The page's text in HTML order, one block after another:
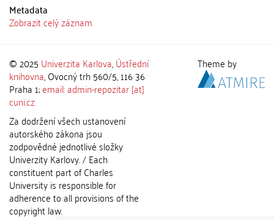
Metadata
Zobrazit celý záznam
© 2025 Univerzita Karlova,Ústřední
knihovna, Ovocný trh 560/5, 116 36
Praha 1;email: admin-repozitar [at]
cuni.cz
Za dodržení všech ustanovení
autorského zákona jsou
zodpovědné jednotlivé složky
Univerzity Karlovy. / Each
constituent part of Charles
University is responsible for
adherence to all provisions of the
copyright law.
Theme by